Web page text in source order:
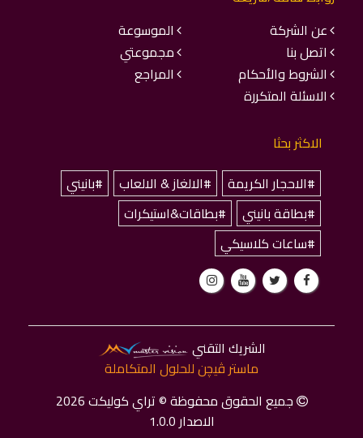
عن الشركة
الموسوعة
اتصل بنا
مجموعتي
الشروط والأحكام
المراجع
الاسئلة المتكررة
الاكثر بحثا
#الاحجار الكريمة
#الالغاز & الالعاب
#بانيني
#بطاقة بانيني
#بطاقات&استيكرات
#ساعات كلاسيكي
الشريك التقني
ماستر ﭬﻴﭽﻦ للحلول المتكاملة
جميع الحقوق محفوظة © تراي كوليكت 2026
الاصدار 1.0.0